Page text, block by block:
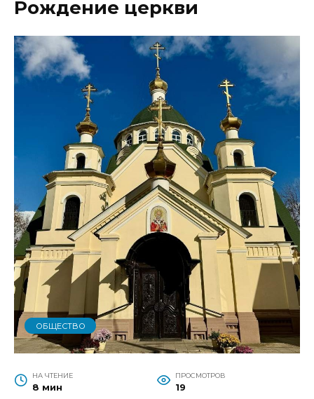
Рождение церкви
ОБЩЕСТВО
НА ЧТЕНИЕ
8 мин
ПРОСМОТРОВ
19